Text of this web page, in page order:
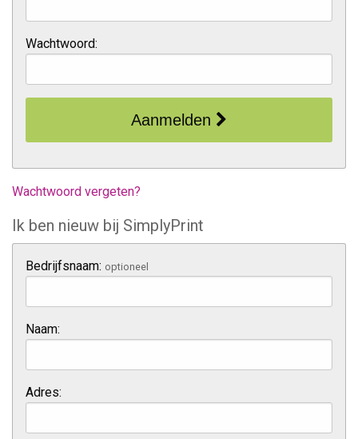
Wachtwoord:
Aanmelden
Wachtwoord vergeten?
Ik ben nieuw bij SimplyPrint
Bedrijfsnaam: optioneel
Naam:
Adres: